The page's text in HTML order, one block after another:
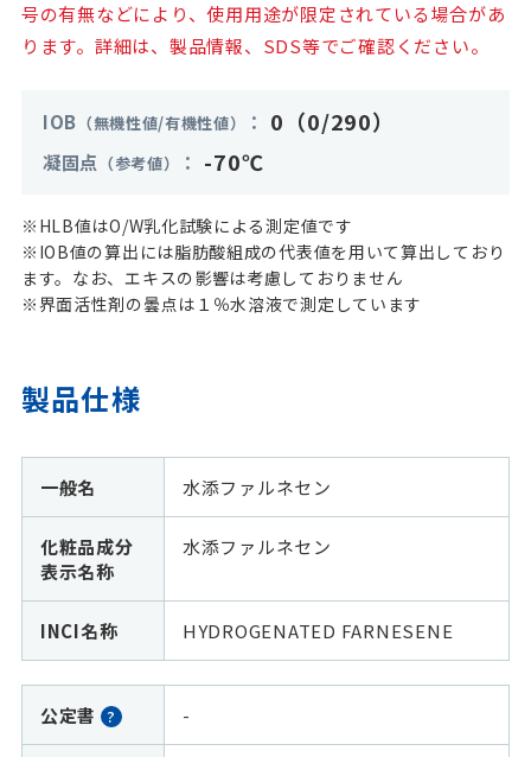
号の有無などにより、使用用途が限定されている場合があ
ります。詳細は、製品情報、SDS等でご確認ください。
IOB （無機性値/有機性値） 0（0/290）
凝固点 （参考値） -70℃
※HLB値はO/W乳化試験による測定値です
※IOB値の算出には脂肪酸組成の代表値を用いて算出しており
ます。なお、エキスの影響は考慮しておりません
※界面活性剤の曇点は１％水溶液で測定しています
製品仕様
一般名 水添ファルネセン
化粧品成分
表示名称
水添ファルネセン
INCI名称 HYDROGENATED FARNESENE
公定書 ? -